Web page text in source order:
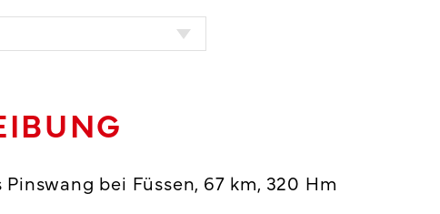
bei Füssen, 67 km, 320 Hm